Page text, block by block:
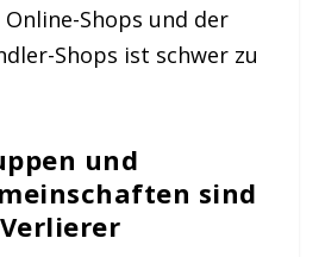
Shops und der
Shops ist schwer zu
und
sind